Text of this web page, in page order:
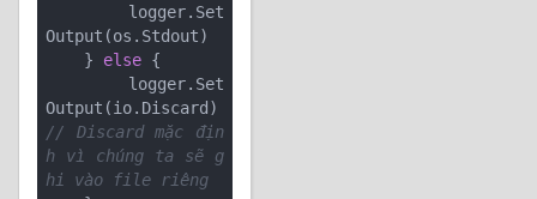
Output(os.Stdout)
    }
else {
// Discard mặc địn
h vì chúng ta sẽ g
hi vào file riêng